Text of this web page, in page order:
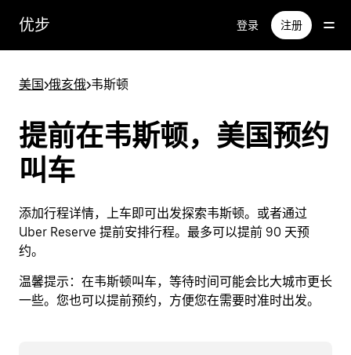
优步 登录 注册
美国>俄亥俄>韦斯顿
提前在韦斯顿，美国预约
叫车
添加行程详情，上车即可出发探索韦斯顿。或者通过
Uber Reserve 提前安排行程。最多可以提前 90 天预
约。
温馨提示： 在韦斯顿叫车，等待时间可能会比大城市更长
一些。您也可以提前预约，方便您在需要时准时出发。